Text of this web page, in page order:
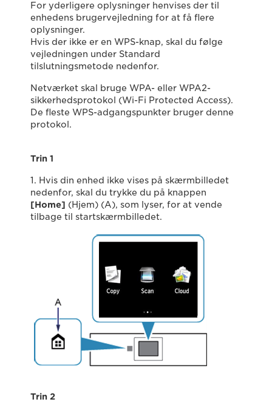
For yderligere oplysninger henvises der til
enhedens brugervejledning for at få flere
oplysninger.
Hvis der ikke er en WPS-knap, skal du følge
vejledningen under Standard
tilslutningsmetode nedenfor.
Netværket skal bruge WPA- eller WPA2-
sikkerhedsprotokol (Wi-Fi Protected Access).
De fleste WPS-adgangspunkter bruger denne
protokol.
Trin 1
1. Hvis din enhed ikke vises på skærmbilledet
nedenfor, skal du trykke du på knappen
[Home] (Hjem) (A), som lyser, for at vende
tilbage til startskærmbilledet.
Trin 2